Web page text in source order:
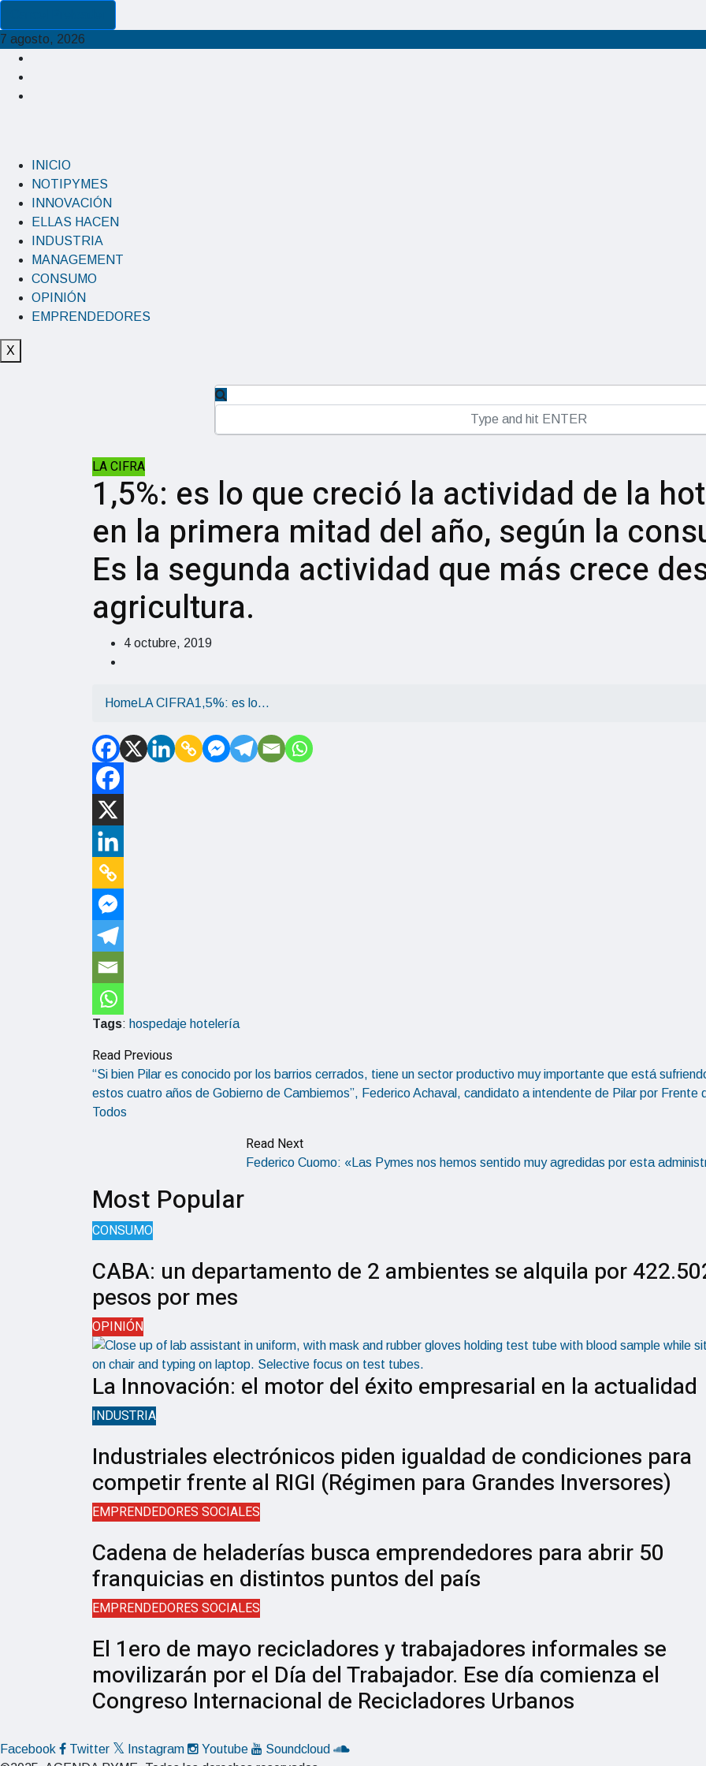
7 agosto, 2026
INICIO
NOTIPYMES
INNOVACIÓN
ELLAS HACEN
INDUSTRIA
MANAGEMENT
CONSUMO
OPINIÓN
EMPRENDEDORES
X
LA CIFRA
1,5%: es lo que creció la actividad de la
en la primera mitad del año, según la
Es la segunda actividad que más crece
agricultura.
4 octubre, 2019
Home LA CIFRA1,5%: es lo…
Tags: hospedaje hotelería
Read Previous
“Si bien Pilar es conocido por los barrios cerrados, tiene un sector productivo muy importante que está
estos cuatro años de Gobierno de Cambiemos”, Federico Achaval, candidato a intendente de Pilar por Frente
Todos
Read Next
Federico Cuomo: «Las Pymes nos hemos sentido muy agredidas por esta
Most Popular
CONSUMO
CABA: un departamento de 2 ambientes se alquila por
pesos por mes
OPINIÓN
La Innovación: el motor del éxito empresarial en la actualidad
INDUSTRIA
Industriales electrónicos piden igualdad de condiciones para
competir frente al RIGI (Régimen para Grandes Inversores)
EMPRENDEDORES SOCIALES
Cadena de heladerías busca emprendedores para abrir 50
franquicias en distintos puntos del país
EMPRENDEDORES SOCIALES
El 1ero de mayo recicladores y trabajadores informales se
movilizarán por el Día del Trabajador. Ese día comienza el
Congreso Internacional de Recicladores Urbanos
Facebook Twitter Instagram Youtube
Soundcloud